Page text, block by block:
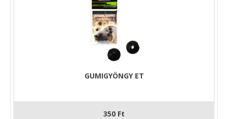
GUMIGYÖNGY ET
350 Ft